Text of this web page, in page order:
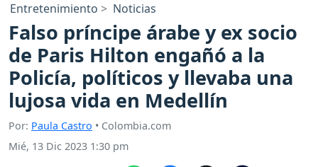
Entretenimiento Noticias
Falso príncipe árabe y ex socio
de Paris Hilton engañó a la
Policía, políticos y llevaba una
lujosa vida en Medellín
Por: Paula Castro • Colombia.com
Mié, 13 Dic 2023 1:30 pm